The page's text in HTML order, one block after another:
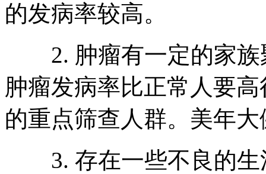
的发病率较高。
2. 肿瘤有一定的家族
肿瘤发病率比正常人要
的重点筛查人群。美年
3. 存在一些不良的生